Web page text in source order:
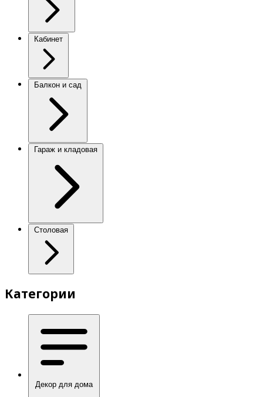
Кабинет
Балкон и сад
Гараж и кладовая
Столовая
Категории
Декор для дома